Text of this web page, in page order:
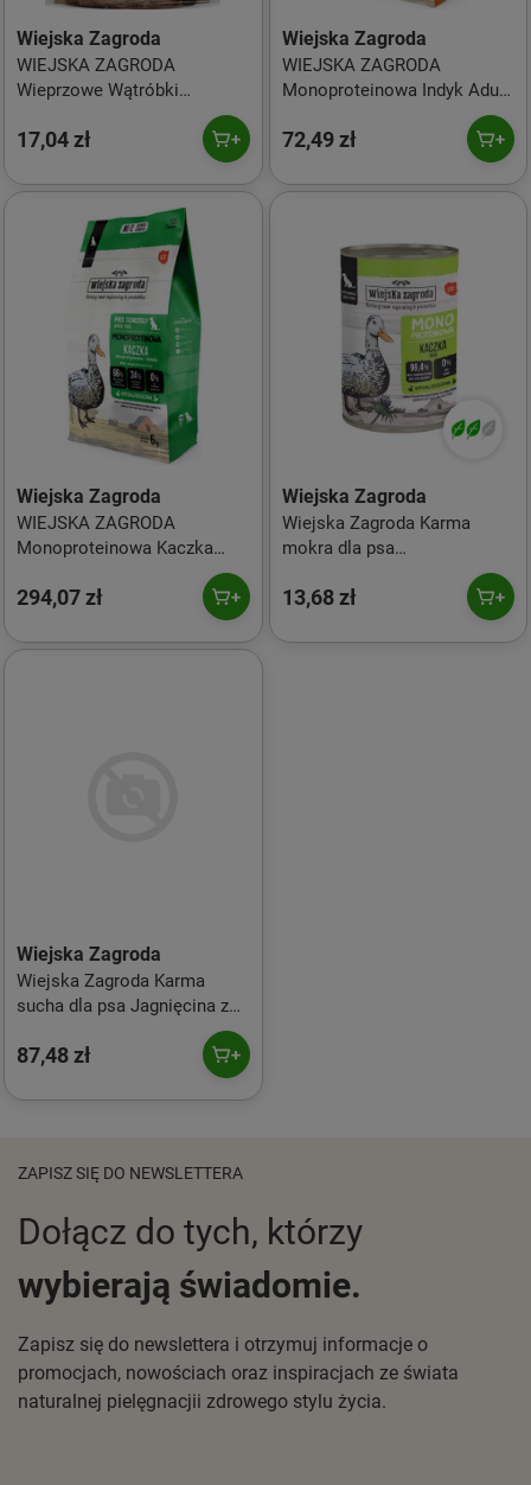
Wiejska Zagroda
WIEJSKA ZAGRODA
Wieprzowe Wątróbki
17,04 zł
Wiejska Zagroda
WIEJSKA ZAGRODA
Monoproteinowa Indyk Adult
72,49 zł
Wiejska Zagroda
WIEJSKA ZAGRODA
Monoproteinowa Kaczka
294,07 zł
Wiejska Zagroda
Wiejska Zagroda Karma
mokra dla psa
Monobiałkowa Kaczka 400g
pies dorosły
13,68 zł
Wiejska Zagroda
Wiejska Zagroda Karma
sucha dla psa Jagnięcina z
kaczką (dorosły) chrupki S
2kg
87,48 zł
ZAPISZ SIĘ DO NEWSLETTERA
Dołącz do tych, którzy
wybierają świadomie.
Zapisz się do newslettera i otrzymuj informacje o
promocjach, nowościach oraz inspiracjach ze świata
naturalnej pielęgnacjii zdrowego stylu życia.